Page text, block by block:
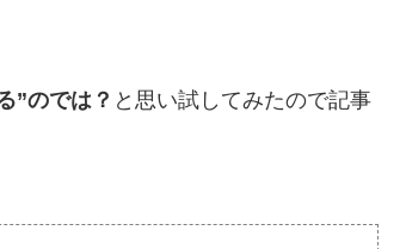
”のでは？ と思い試してみたので記事